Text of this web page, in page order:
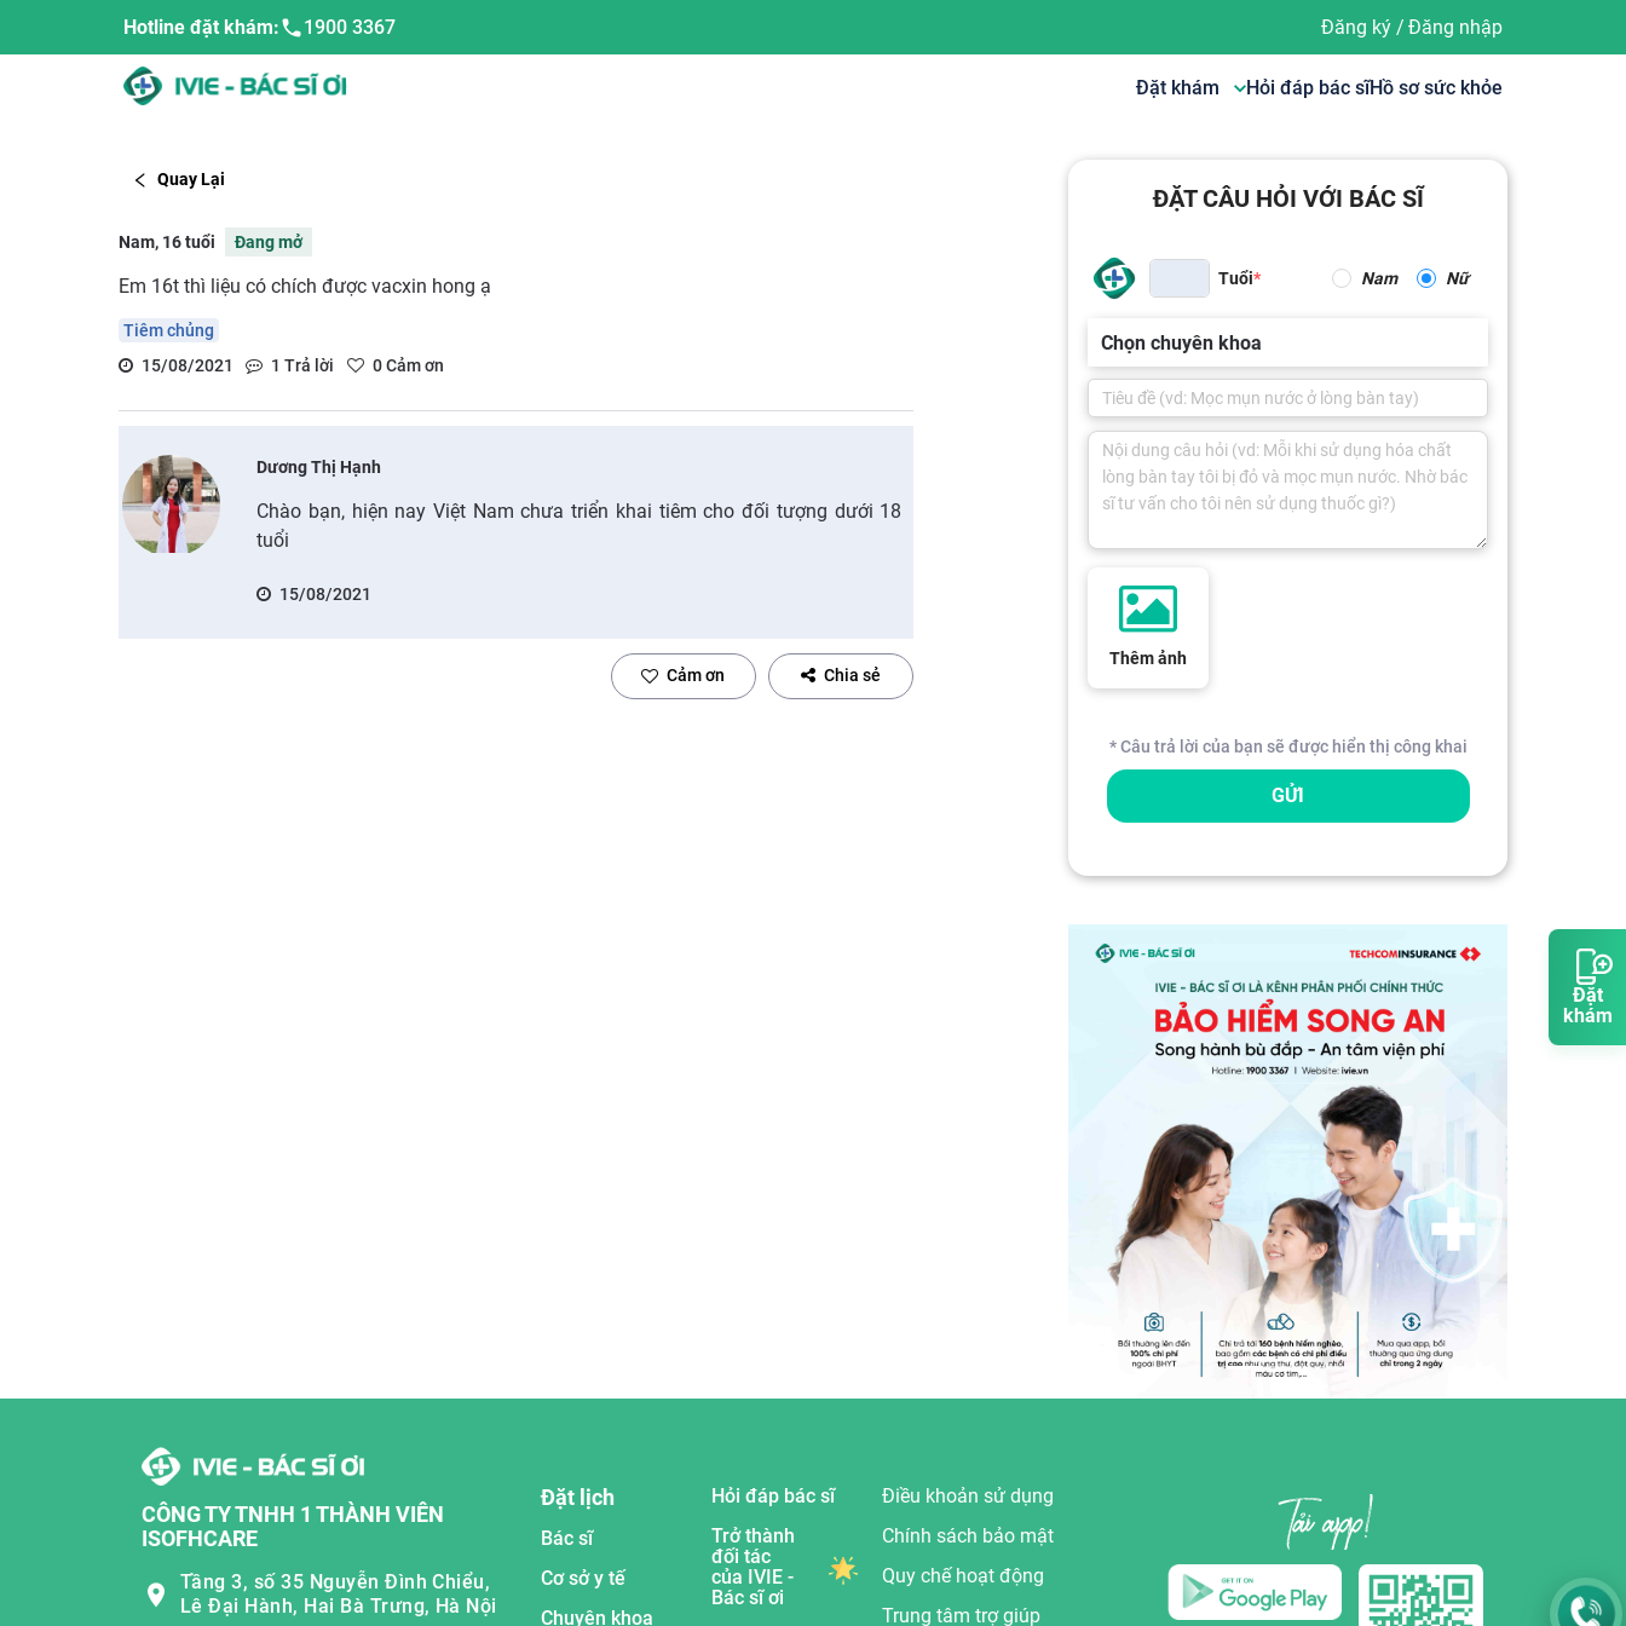
Đặt
khám
Hotline đặt khám: 1900 3367 Đăng ký/ Đăng nhập
Đặt khám Hỏi đáp bác sĩHồ sơ sức khỏe
Quay Lại
Nam, 16 tuổi Đang mở
Em 16t thì liệu có chích được vacxin hong ạ
Tiêm chủng
15/08/2021
1 Trả lời 0Cảm ơn
Dương Thị Hạnh
Chào bạn, hiện nay Việt Nam chưa triển khai tiêm cho đối tượng dưới 18
tuổi
15/08/2021
Cảm ơn Chia sẻ
ĐẶT CÂU HỎI VỚI BÁC SĨ
Tuổi Nam Nữ
Chọn chuyên khoa
Thêm ảnh
* Câu trả lời của bạn sẽ được hiển thị công khai
GỬI
CÔNG TY TNHH 1 THÀNH VIÊN
ISOFHCARE
Tầng 3, số 35 Nguyễn Đình Chiểu,
Lê Đại Hành, Hai Bà Trưng, Hà Nội
Đặt lịch
Bác sĩ
Cơ sở y tế
Chuyên khoa
Hỏi đáp bác sĩ
Trở thành
đối tác
của IVIE -
Bác sĩ ơi
Điều khoản sử dụng
Chính sách bảo mật
Quy chế hoạt động
Trung tâm trợ giúp